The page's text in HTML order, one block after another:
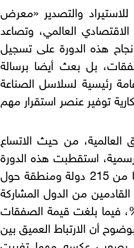
من معرض الصين للاستيراد والتصدير «معرض
العالمي، وتصاعد
نجاح هذه الدورة على تسجيل
بل بعث أيضا برسالة
رئيسية لسلاسل الصناعة
توفير عنصر استقرار مهم
من حيث الاتساع
استقطبت هذه الدورة
من معرض كانتون نحو 262 ألف مشترٍ أجنبي حضروا فعليًا من 215 دولة ومنطقة حول
من الدول المشاركة
«الحزام والطريق» ودول «الجنوب العالمي» 70%، فيما بلغت قيمة الصفقات
بوضوح أن الارتباط العميق بين
يصعب عكسه مهما تغيرت